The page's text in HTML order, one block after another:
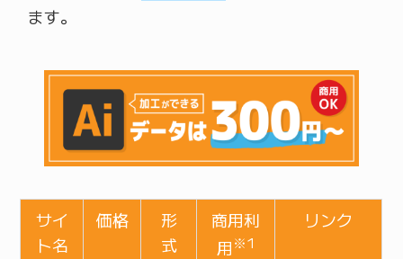
ます。
サイ
ト名
価格
形
式
商用利
用※1
リンク